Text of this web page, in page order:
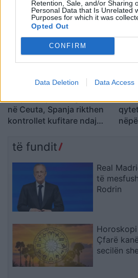
Retention, Sale, and/or Sharing
Personal Data that Is Unrelated
Purposes for which it was
Opted Out
CONFIRM
Data Deletion Data Access
thirrje për burgosjen e
Ramës dhe Berishës:
“Nesër do të jemi më
shumë, nuk ndalemi”
nën
në Ceuta, Spanja rikthen
kontrollet kufitare ndaj
të fundit
Real
të
Rodrin
Çfarë
secilën